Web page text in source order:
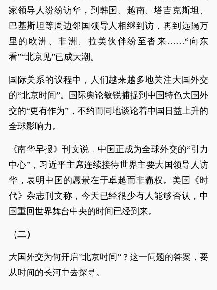
家领导人纷纷访华，到韩国、越南、塔吉克斯坦、
巴基斯坦等周边邻国领导人相继到访，再到远隔万
里的欧洲、非洲、拉美伙伴纷至沓来……“向东
看”“北京见”已成大潮。
国际关系的议程中，人们越来越多地关注大国外交
的“北京时间”。国际舆论敏锐捕捉到中国特色大国外
交的“更有作为”，不约而同地谈论着中国日益上升的
全球影响力。
《南华早报》刊文说，中国正成为全球外交的“引力
中心”，习近平主席连续接待世界主要大国领导人访
华，表明中国的愿景在于卓越而非霸权。美国《时
代》杂志刊文称，今天已经很少有人能够否认，中
国重回世界舞台中央的时间已经到来。
（二）
大国外交为何开启“北京时间”？这一问题的答案，要
从时间的长河中去探寻。